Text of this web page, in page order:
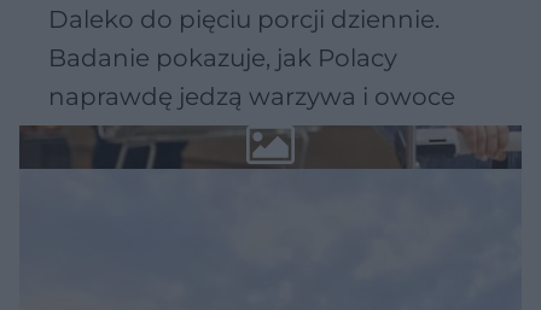
Daleko do pięciu porcji dziennie.
Badanie pokazuje, jak Polacy
naprawdę jedzą warzywa i owoce